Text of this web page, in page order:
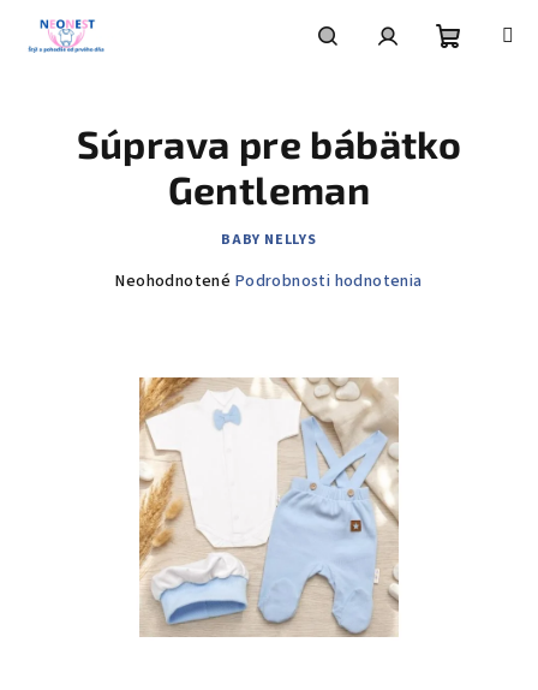
obsah
košík
Súprava pre bábätko
Gentleman
BABY NELLYS
Priemerné
hviezdičiek.
Neohodnotené Podrobnosti hodnotenia